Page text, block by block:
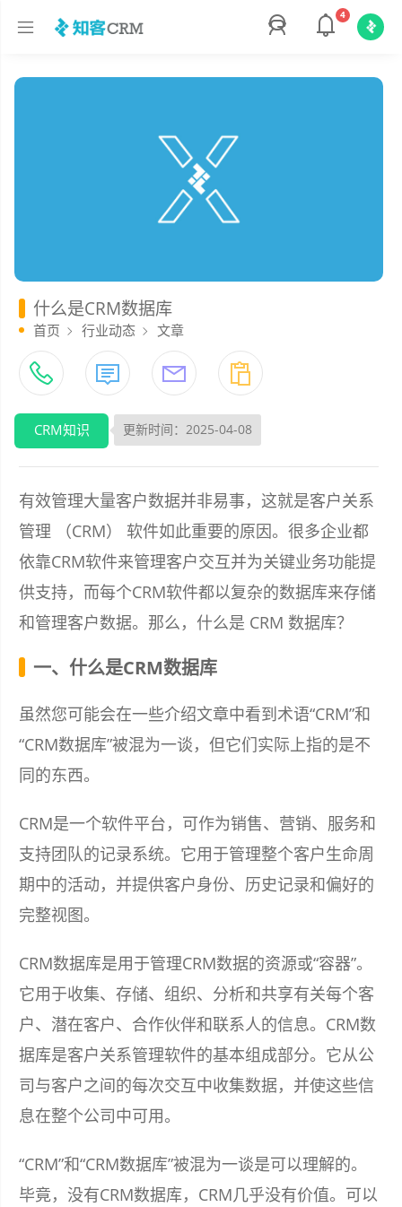
4
什么是CRM数据库
首页 行业动态 文章
CRM知识 更新时间：2025-04-08
有效管理大量客户数据并非易事，这就是客户关系
管理 （CRM） 软件如此重要的原因。很多企业都
依靠CRM软件来管理客户交互并为关键业务功能提
供支持，而每个CRM软件都以复杂的数据库来存储
和管理客户数据。那么，什么是 CRM 数据库？
一、什么是CRM数据库
虽然您可能会在一些介绍文章中看到术语“CRM”和
“CRM数据库”被混为一谈，但它们实际上指的是不
同的东西。
CRM是一个软件平台，可作为销售、营销、服务和
支持团队的记录系统。它用于管理整个客户生命周
期中的活动，并提供客户身份、历史记录和偏好的
完整视图。
CRM数据库是用于管理CRM数据的资源或“容器”。
它用于收集、存储、组织、分析和共享有关每个客
户、潜在客户、合作伙伴和联系人的信息。CRM数
据库是客户关系管理软件的基本组成部分。它从公
司与客户之间的每次交互中收集数据，并使这些信
息在整个公司中可用。
“CRM”和“CRM数据库”被混为一谈是可以理解的。
毕竟，没有CRM数据库，CRM几乎没有价值。可以